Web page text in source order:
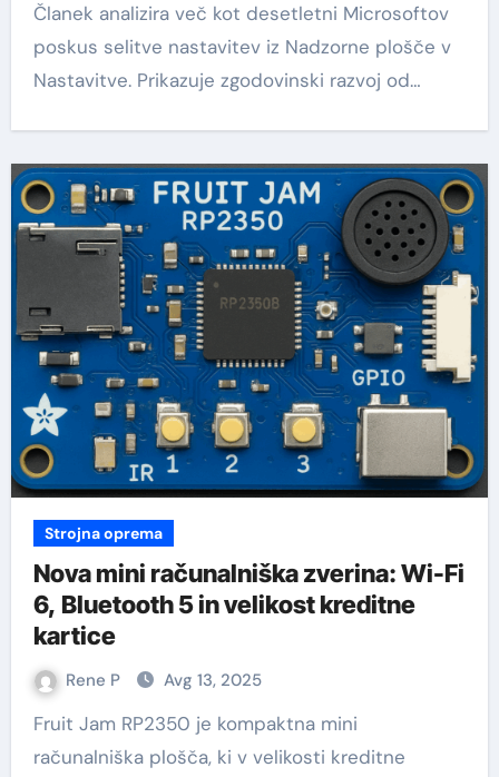
Članek analizira več kot desetletni Microsoftov
poskus selitve nastavitev iz Nadzorne plošče v
Nastavitve. Prikazuje zgodovinski razvoj od…
Strojna oprema
Nova mini računalniška zverina: Wi-Fi
6, Bluetooth 5 in velikost kreditne
kartice
Rene P Avg 13, 2025
Fruit Jam RP2350 je kompaktna mini
računalniška plošča, ki v velikosti kreditne